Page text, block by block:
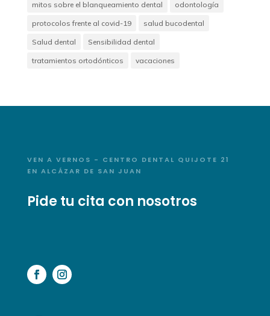
mitos sobre el blanqueamiento dental odontología
protocolos frente al covid-19 salud bucodental
Salud dental Sensibilidad dental
tratamientos ortodónticos vacaciones
VEN A VERNOS - CENTRO DENTAL QUIJOTE 21
EN ALCÁZAR DE SAN JUAN
Pide tu cita con nosotros